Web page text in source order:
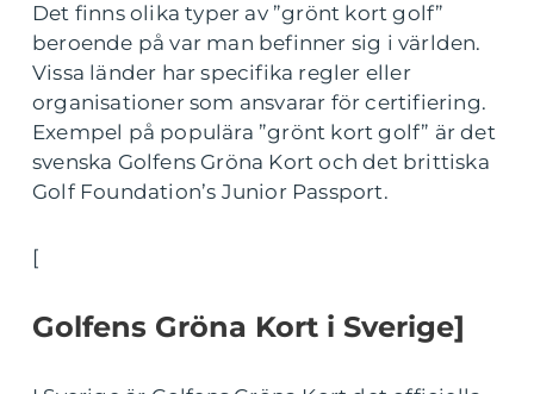
Det finns olika typer av ”grönt kort golf”
beroende på var man befinner sig i världen.
Vissa länder har specifika regler eller
organisationer som ansvarar för certifiering.
Exempel på populära ”grönt kort golf” är det
svenska Golfens Gröna Kort och det brittiska
Golf Foundation’s Junior Passport.
[
Golfens Gröna Kort i Sverige]